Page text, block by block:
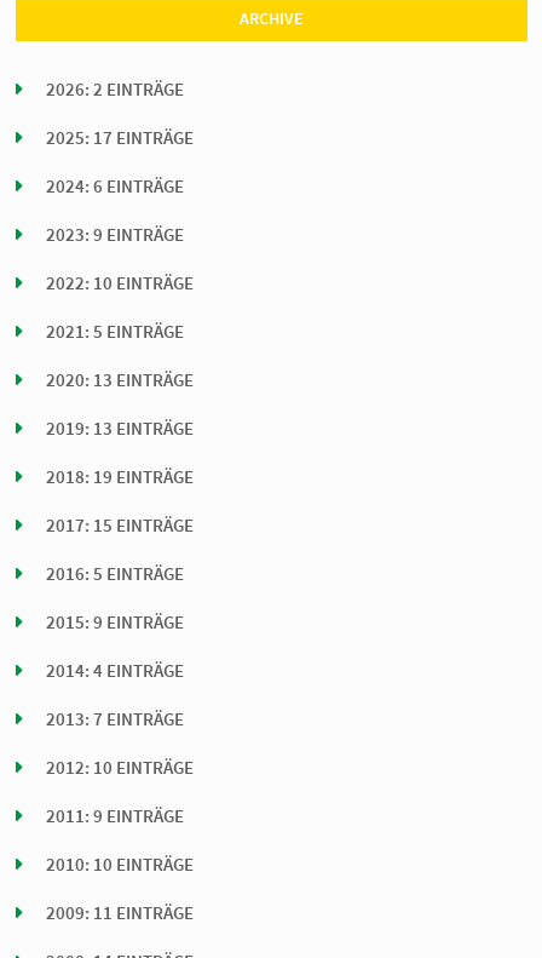
ARCHIVE
2026: 2 EINTRÄGE
2025: 17 EINTRÄGE
2024: 6 EINTRÄGE
2023: 9 EINTRÄGE
2022: 10 EINTRÄGE
2021: 5 EINTRÄGE
2020: 13 EINTRÄGE
2019: 13 EINTRÄGE
2018: 19 EINTRÄGE
2017: 15 EINTRÄGE
2016: 5 EINTRÄGE
2015: 9 EINTRÄGE
2014: 4 EINTRÄGE
2013: 7 EINTRÄGE
2012: 10 EINTRÄGE
2011: 9 EINTRÄGE
2010: 10 EINTRÄGE
2009: 11 EINTRÄGE